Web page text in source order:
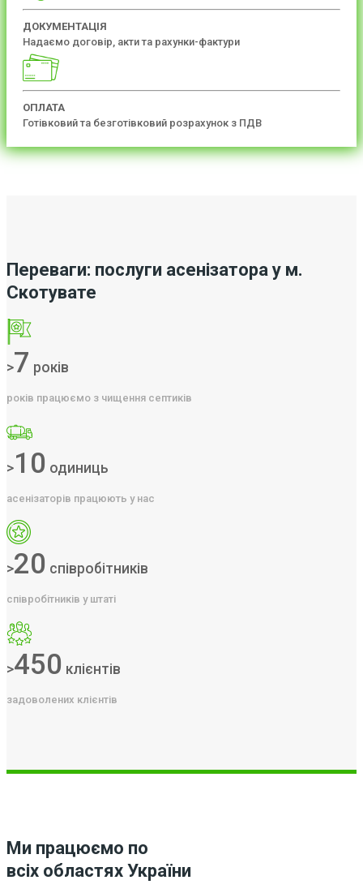
ДОКУМЕНТАЦІЯ
Надаємо договір, акти та рахунки-фактури
ОПЛАТА
Готівковий та безготівковий розрахунок з ПДВ
Переваги: послуги асенізатора у м.
Скотувате
>7 років
років працюємо з чищення септиків
>10 одиниць
асенізаторів працюють у нас
>20 співробітників
співробітників у штаті
>450 клієнтів
задоволених клієнтів
Ми працюємо по
всіх областях України